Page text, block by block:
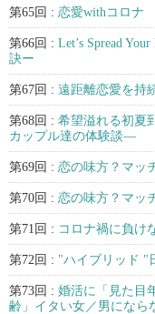
第65回 : 恋愛withコロナ
第66回 : Let’s Spread
訣ー
第67回 : 遠距離恋愛を持
第68回 : 希望溢れる初夏
カップル達の体験談―
第69回 : 恋の味方？マッ
第70回 : 恋の味方？マッ
第71回 : コロナ禍に負け
第72回 : "ハイブリッド "
第73回 : 婚活に「見た目
齢」イタい女／男になら